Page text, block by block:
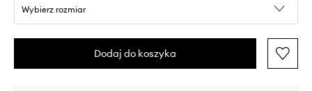
Wybierz rozmiar
Dodaj do koszyka